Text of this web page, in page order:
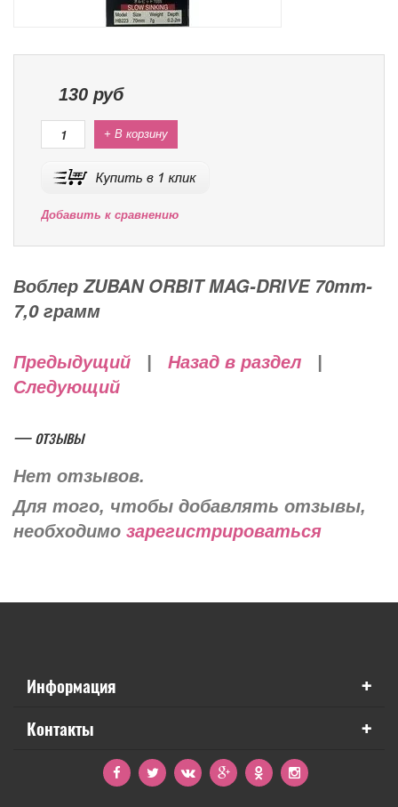
130 руб
+ В корзину
Добавить к сравнению
Воблер ZUBAN ORBIT MAG-DRIVE 70mm-
7,0 грамм
Предыдущий Назад в раздел
Следующий
— отзывы
Нет отзывов.
Для того, чтобы добавлять отзывы,
необходимо зарегистрироваться
Информация +
Контакты +